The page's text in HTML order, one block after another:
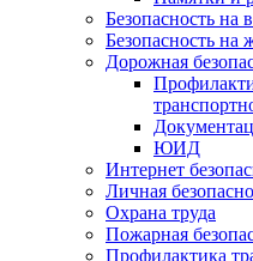
Безопасность на
Безопасность на
Дорожная
ЮИД
Интернет
Личная
Охрана труда
Пожарная
Профилактика